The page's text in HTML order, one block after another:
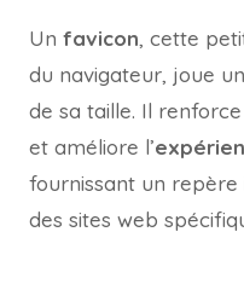
Un favicon, cette
du navigateur, joue
de sa taille. Il
et améliore l’
fournissant un
des sites web